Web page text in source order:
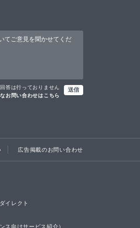
回答は行っておりません
お問い合わせはこちら
送信
広告掲載のお問い合わせ
イレクト
ス向けサービス紹介）